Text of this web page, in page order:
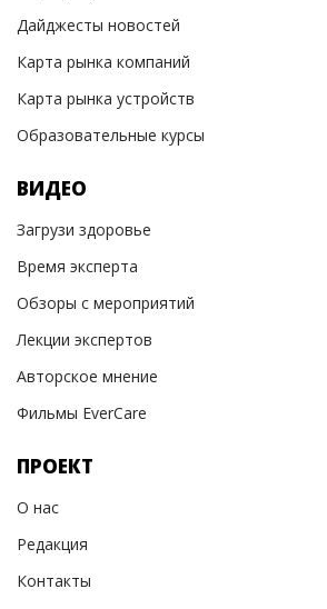
Дайджесты новостей
Карта рынка компаний
Карта рынка устройств
Образовательные курсы
ВИДЕО
Загрузи здоровье
Время эксперта
Обзоры с мероприятий
Лекции экспертов
Авторское мнение
Фильмы EverCare
ПРОЕКТ
О нас
Редакция
Контакты